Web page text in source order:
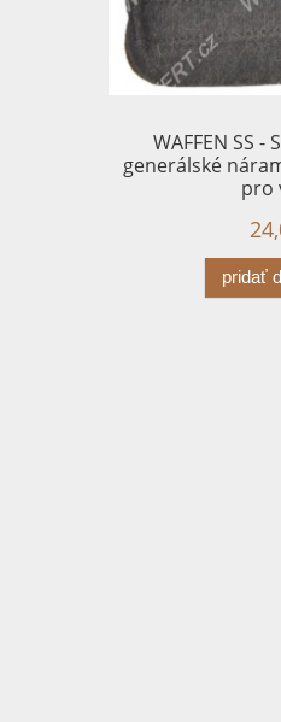
WAFFEN SS
generálské
pro
pridať